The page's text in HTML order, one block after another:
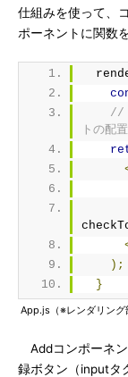
仕組みを使って、
ポーネントに関数
//
トの配置
);
}
App.js（※レンダリング
Addコンポーネ
録ボタン（inputタ